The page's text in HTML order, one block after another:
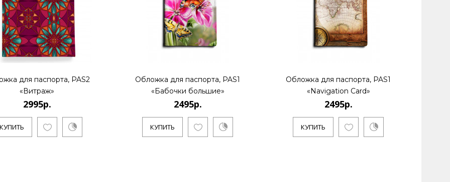
для паспорта, PAS2
«Витраж»
2995р.
КУПИТЬ
Обложка для паспорта, PAS1
«Бабочки большие»
2495р.
КУПИТЬ
Обложка для паспорта, PAS1
«Navigation Card»
2495р.
КУПИТЬ